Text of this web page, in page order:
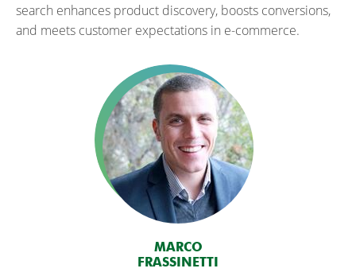
search enhances product discovery, boosts conversions,
and meets customer expectations in e-commerce.
MARCO
FRASSINETTI